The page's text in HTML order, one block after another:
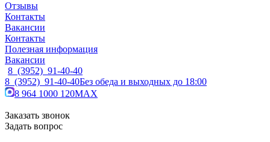
Отзывы
Контакты
Вакансии
Контакты
Полезная информация
Вакансии
8 (3952) 91-40-40
8 (3952) 91-40-40Без обеда и выходных до 18:00
8 964 1000 120MAX
Заказать звонок
Задать вопрос